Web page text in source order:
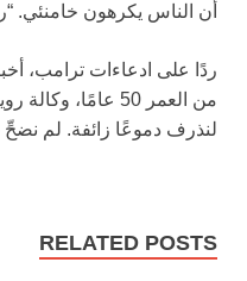
أن الناس يكرهون خامنئي.
ردًا على ادعاءات ترامب،
لنذرف دموعًا زائفة. لم نضحِّ
RELATED POSTS